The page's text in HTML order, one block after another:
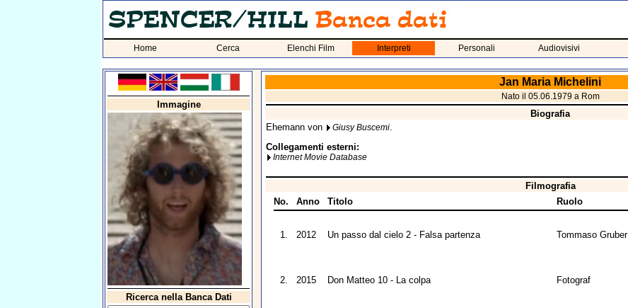
Home Cerca Elenchi Film Interpreti Personali Audiovisivi
Immagine
Ricerca nella Banca Dati
Jan Maria Michelini
Nato il 05.06.1979 a Rom
Biografia
Ehemann von
Giusy Buscemi.
Collegamenti esterni:
Internet Movie Database
Filmografia
No.
Anno Titolo Ruolo
1. 2012 Un passo dal cielo 2 - Falsa partenza Tommaso Gruber
2. 2015 Don Matteo 10 - La colpa Fotograf